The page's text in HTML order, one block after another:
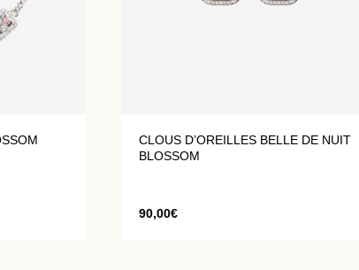
CLOUS D’OREILLES BELLE DE NUIT
BLOSSOM
90,00€